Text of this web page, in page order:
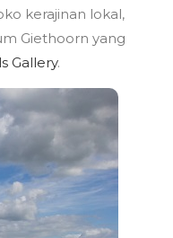
kerajinan lokal,
Giethoorn yang
Gallery.